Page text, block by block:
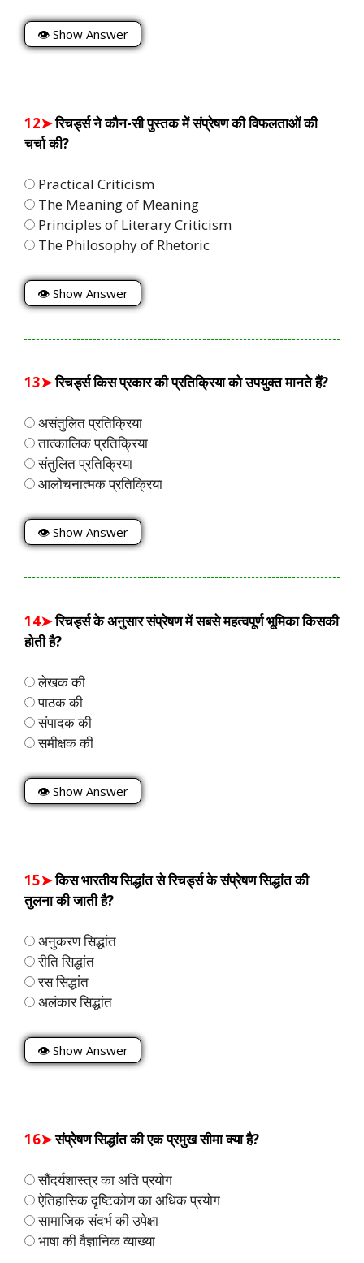
👁 Show Answer
12➤रिचर्ड्स ने कौन-सी पुस्तक में संप्रेषण की विफलताओं की
चर्चा की?
Practical Criticism
The Meaning of Meaning
Principles of Literary Criticism
The Philosophy of Rhetoric
👁 Show Answer
13➤रिचर्ड्स किस प्रकार की प्रतिक्रिया को उपयुक्त मानते हैं?
असंतुलित प्रतिक्रिया
तात्कालिक प्रतिक्रिया
संतुलित प्रतिक्रिया
आलोचनात्मक प्रतिक्रिया
👁 Show Answer
14➤रिचर्ड्स के अनुसार संप्रेषण में सबसे महत्वपूर्ण भूमिका किसकी
होती है?
लेखक की
पाठक की
संपादक की
समीक्षक की
👁 Show Answer
15➤किस भारतीय सिद्धांत से रिचर्ड्स के संप्रेषण सिद्धांत की
तुलना की जाती है?
अनुकरण सिद्धांत
रीति सिद्धांत
रस सिद्धांत
अलंकार सिद्धांत
👁 Show Answer
16➤संप्रेषण सिद्धांत की एक प्रमुख सीमा क्या है?
सौंदर्यशास्त्र का अति प्रयोग
ऐतिहासिक दृष्टिकोण का अधिक प्रयोग
सामाजिक संदर्भ की उपेक्षा
भाषा की वैज्ञानिक व्याख्या